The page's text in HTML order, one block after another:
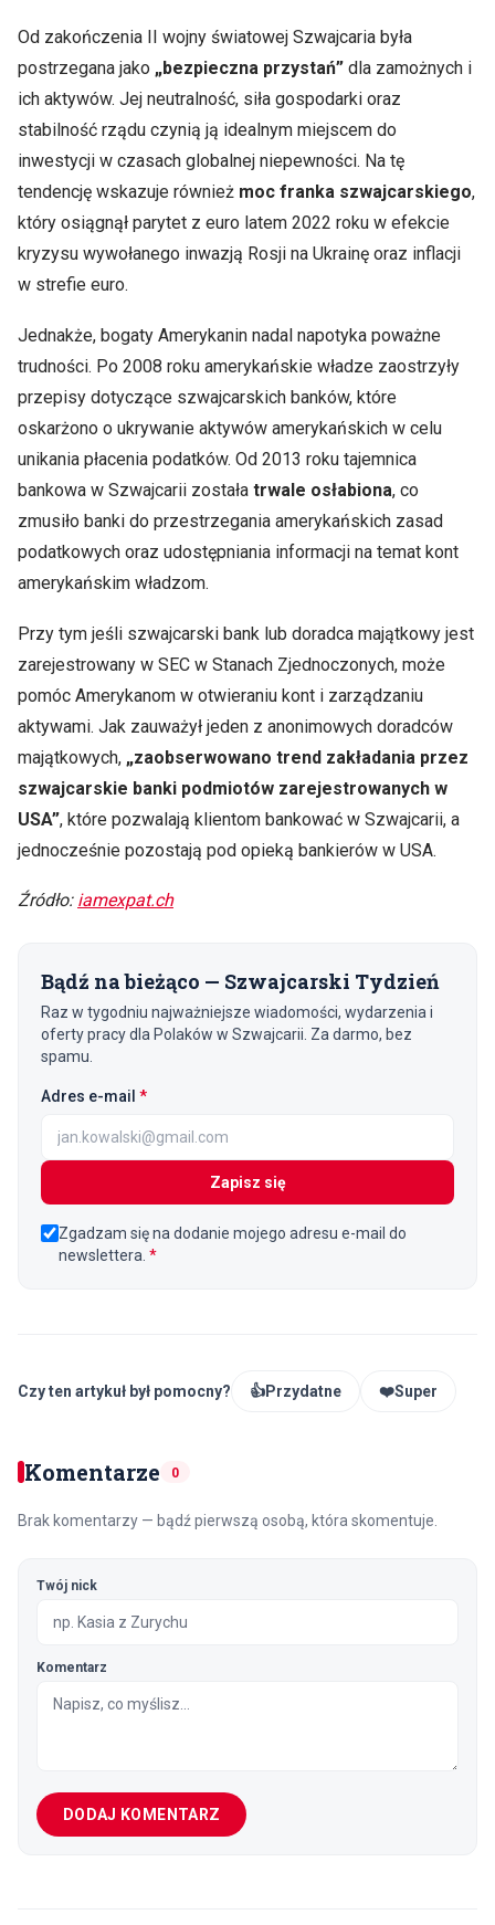
Od zakończenia II wojny światowej Szwajcaria była
postrzegana jako „bezpieczna przystań” dla zamożnych i
ich aktywów. Jej neutralność, siła gospodarki oraz
stabilność rządu czynią ją idealnym miejscem do
inwestycji w czasach globalnej niepewności. Na tę
tendencję wskazuje również moc franka szwajcarskiego,
który osiągnął parytet z euro latem 2022 roku w efekcie
kryzysu wywołanego inwazją Rosji na Ukrainę oraz inflacji
w strefie euro.
Jednakże, bogaty Amerykanin nadal napotyka poważne
trudności. Po 2008 roku amerykańskie władze zaostrzyły
przepisy dotyczące szwajcarskich banków, które
oskarżono o ukrywanie aktywów amerykańskich w celu
unikania płacenia podatków. Od 2013 roku tajemnica
bankowa w Szwajcarii została trwale osłabiona, co
zmusiło banki do przestrzegania amerykańskich zasad
podatkowych oraz udostępniania informacji na temat kont
amerykańskim władzom.
Przy tym jeśli szwajcarski bank lub doradca majątkowy jest
zarejestrowany w SEC w Stanach Zjednoczonych, może
pomóc Amerykanom w otwieraniu kont i zarządzaniu
aktywami. Jak zauważył jeden z anonimowych doradców
majątkowych, „zaobserwowano trend zakładania przez
szwajcarskie banki podmiotów zarejestrowanych w
USA”, które pozwalają klientom bankować w Szwajcarii, a
jednocześnie pozostają pod opieką bankierów w USA.
Źródło: iamexpat.ch
Bądź na bieżąco — Szwajcarski Tydzień
Raz w tygodniu najważniejsze wiadomości, wydarzenia i
oferty pracy dla Polaków w Szwajcarii. Za darmo, bez
spamu.
Adres e-mail *(wymagane)
Zapisz się
Zgadzam się na dodanie mojego adresu e-mail do
newslettera. *
Czy ten artykuł był pomocny? 👍Przydatne ❤️Super
Komentarze 0
Brak komentarzy — bądź pierwszą osobą, która skomentuje.
Twój nick
Komentarz
DODAJ KOMENTARZ